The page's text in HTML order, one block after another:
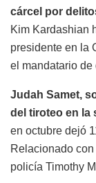
cárcel por
Kim Kardashian
presidente en la
el mandatario de
Judah Samet,
del tiroteo en la
en octubre dejó
Relacionado
policía Timothy